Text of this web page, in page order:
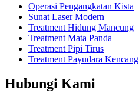
Operasi Pengangkatan Kista
Sunat Laser Modern
Treatment Hidung Mancung
Treatment Mata Panda
Treatment Pipi Tirus
Treatment Payudara Kencang
Hubungi Kami